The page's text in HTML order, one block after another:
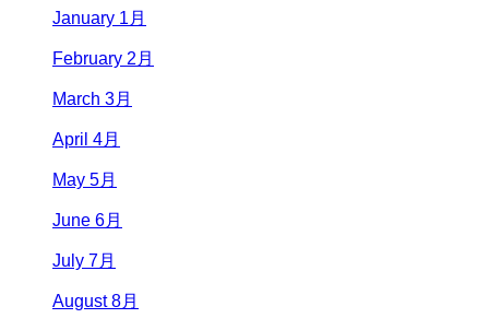
January 1月
February 2月
March 3月
April 4月
May 5月
June 6月
July 7月
August 8月